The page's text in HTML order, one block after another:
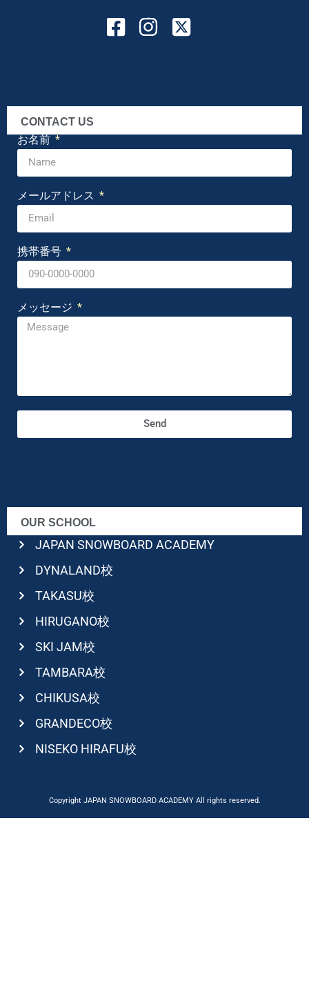
CONTACT US
お名前
メールアドレス
携帯番号
メッセージ
Send
OUR SCHOOL
JAPAN SNOWBOARD ACADEMY
DYNALAND校
TAKASU校
HIRUGANO校
SKI JAM校
TAMBARA校
CHIKUSA校
GRANDECO校
NISEKO HIRAFU校
Copyright JAPAN SNOWBOARD ACADEMY All rights reserved.